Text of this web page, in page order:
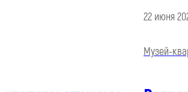
22 июня
Музей-